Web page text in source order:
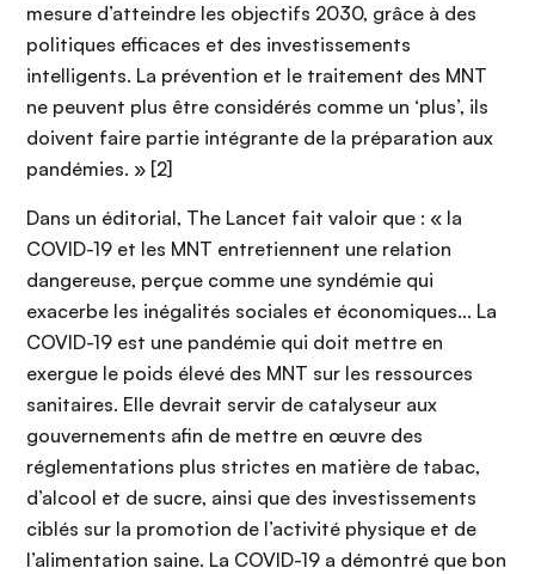
mesure d’atteindre les objectifs 2030, grâce à des
politiques efficaces et des investissements
intelligents. La prévention et le traitement des MNT
ne peuvent plus être considérés comme un ‘plus’, ils
doivent faire partie intégrante de la préparation aux
pandémies. » [2]
Dans un éditorial, The Lancet fait valoir que : « la
COVID-19 et les MNT entretiennent une relation
dangereuse, perçue comme une syndémie qui
exacerbe les inégalités sociales et économiques... La
COVID-19 est une pandémie qui doit mettre en
exergue le poids élevé des MNT sur les ressources
sanitaires. Elle devrait servir de catalyseur aux
gouvernements afin de mettre en œuvre des
réglementations plus strictes en matière de tabac,
d’alcool et de sucre, ainsi que des investissements
ciblés sur la promotion de l’activité physique et de
l’alimentation saine. La COVID-19 a démontré que bon